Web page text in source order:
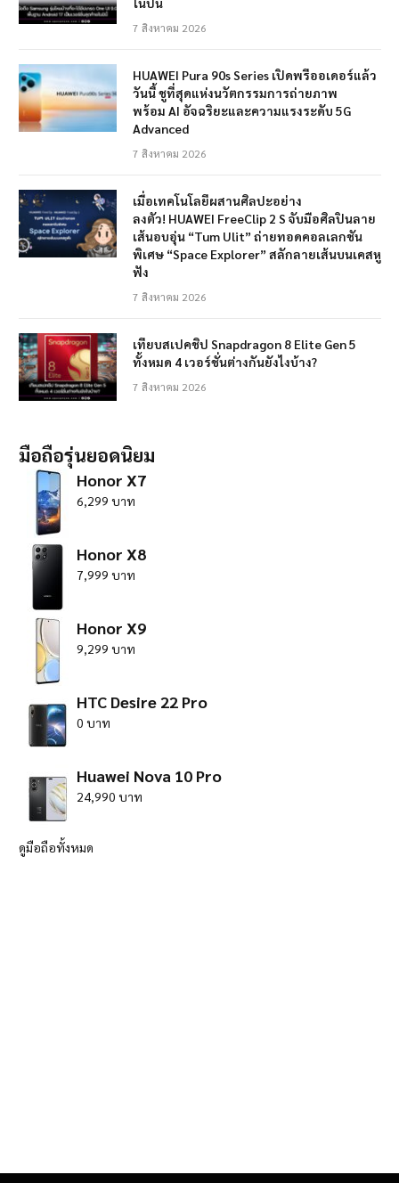
7 สิงหาคม 2026
HUAWEI Pura 90s Series เปิดพรีออเดอร์แล้ว
วันนี้ ชูที่สุดแห่งนวัตกรรมการถ่ายภาพ
พร้อม AI อัจฉริยะและความแรงระดับ 5G
Advanced
7 สิงหาคม 2026
เมื่อเทคโนโลยีผสานศิลปะอย่าง
ลงตัว! HUAWEI FreeClip 2 S จับมือศิลปินลาย
เส้นอบอุ่น “Tum Ulit” ถ่ายทอดคอลเลกชัน
พิเศษ “Space Explorer” สลักลายเส้นบนเคสหู
ฟัง
7 สิงหาคม 2026
เทียบสเปคชิป Snapdragon 8 Elite Gen 5
ทั้งหมด 4 เวอร์ชั่นต่างกันยังไงบ้าง?
7 สิงหาคม 2026
มือถือรุ่นยอดนิยม
Honor X7
6,299 บาท
Honor X8
7,999 บาท
Honor X9
9,299 บาท
HTC Desire 22 Pro
0 บาท
Huawei Nova 10 Pro
24,990 บาท
ดูมือถือทั้งหมด